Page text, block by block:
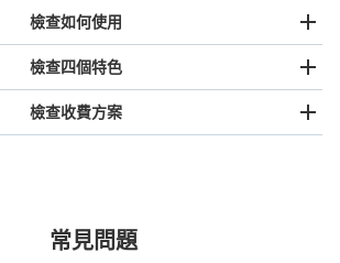
檢查如何使用
事先用手機預約
檢查四個特色
檢查收費方案
最長邊未滿45cm的行李（小型背包、手提包、手提行李
常見問題